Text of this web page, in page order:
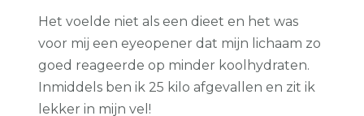
Het voelde niet als een dieet en het was
voor mij een eyeopener dat mijn lichaam zo
goed reageerde op minder koolhydraten.
Inmiddels ben ik 25 kilo afgevallen en zit ik
lekker in mijn vel!